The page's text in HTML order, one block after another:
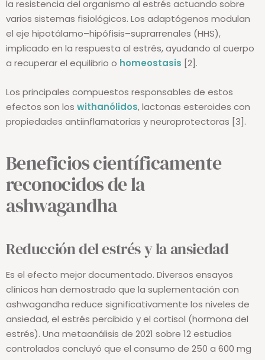
la resistencia del organismo al estrés actuando sobre
varios sistemas fisiológicos. Los adaptógenos modulan
el eje hipotálamo–hipófisis–suprarrenales (HHS),
implicado en la respuesta al estrés, ayudando al cuerpo
a recuperar el equilibrio o
Los principales compuestos responsables de estos
efectos son los withanólidos
, lactonas esteroides con
propiedades antiinflamatorias y neuroprotectoras [3].
Beneficios científicamente
reconocidos de la
ashwagandha
Reducción del estrés y la ansiedad
Es el efecto mejor documentado. Diversos ensayos
clínicos han demostrado que la suplementación con
ashwagandha reduce significativamente los niveles de
ansiedad, el estrés percibido y el cortisol (hormona del
estrés). Una metaanálisis de 2021 sobre 12 estudios